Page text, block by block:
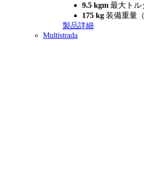
9.5 kgm 最大トル
175 kg 装備重量
製品詳細
Multistrada